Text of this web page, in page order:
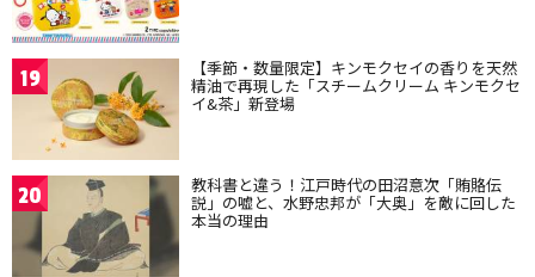
19 【季節・数量限定】キンモクセイの香りを天然
精油で再現した「スチームクリーム キンモクセ
イ&茶」新登場
20 教科書と違う！江戸時代の田沼意次「賄賂伝
説」の嘘と、水野忠邦が「大奥」を敵に回した
本当の理由